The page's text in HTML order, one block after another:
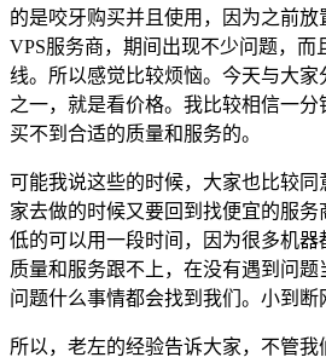
的是咬牙购买并且使用，因为之前放
VPS服务商，期间出现不少问题，而
线。所以感觉比较烦恼。今天与大家
之一，就是看价格。我比较相信一
买不到合适的质量和服务的。
可能我说这些的时候，大家也比较
家去做的时候又要回到找便宜的服
低的可以用一段时间，因为很多机
质量和服务跟不上，在没有遇到问题
问题什么事情都会找到我们。小到断
所以，老左的经验告诉大家，不管